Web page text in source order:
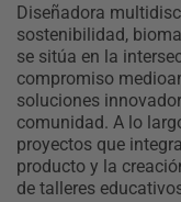
Diseñadora
sostenibilidad,
se sitúa en la
compromiso
soluciones
comunidad. A lo
proyectos que
producto y la
de talleres